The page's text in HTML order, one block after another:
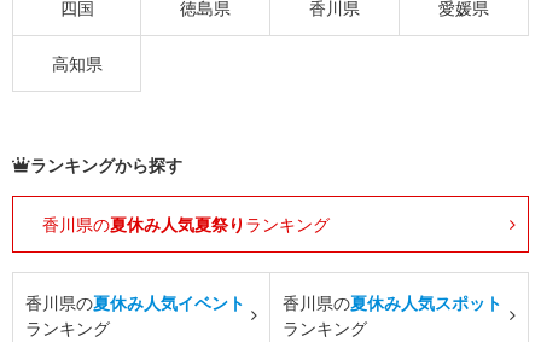
四国 徳島県 香川県 愛媛県
高知県
ランキングから探す
香川県の夏休み人気夏祭り ランキング
香川県の夏休み人気イベント
ランキング
香川県の夏休み人気スポット
ランキング